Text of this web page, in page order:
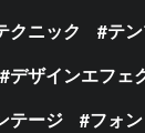
クニック
テ
デザインエフェ
テージ
フォン